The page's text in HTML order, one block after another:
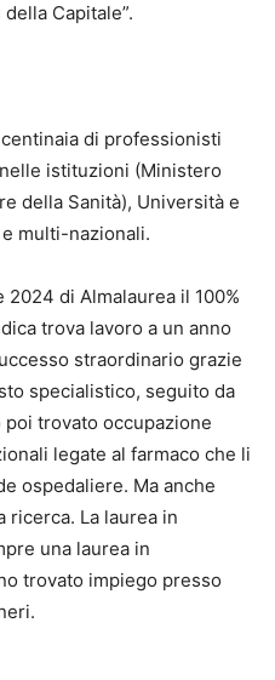
Capitale”.
di professionisti
istituzioni (Ministero
della Sanità), Università e
multi-nazionali.
di Almalaurea il 100%
trova lavoro a un anno
straordinario grazie
specialistico, seguito da
poi trovato occupazione
legate al farmaco che li
ospedaliere. Ma anche
La laurea in
una laurea in
trovato impiego presso